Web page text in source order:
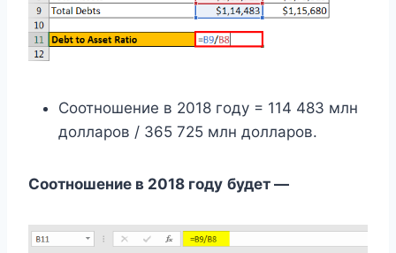
Соотношение в 2018 году = 114 483 млн
долларов / 365 725 млн долларов.
Соотношение в 2018 году будет —